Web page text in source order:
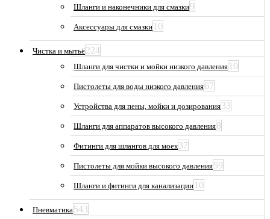
Шланги и наконечники для смазки9
Аксессуары для смазки 10
Чистка и мытьё224
Шланги для чистки и мойки низкого давления 10
Пистолеты для воды низкого давления67
Устройства для пены, мойки и дозирования33
Шланги для аппаратов высокого давления8
Фитинги для шлангов для моек37
Пистолеты для мойки высокого давления59
Шланги и фитинги для канализации 10
Пневматика543